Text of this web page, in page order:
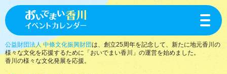
toggle
公益財団法人 中條文化振興財団は、創立25周年を記念して、新たに地元香川の
様々な文化を応援するために「おいでまい香川」の運営を始めました。
香川の様々な文化発展を応援。